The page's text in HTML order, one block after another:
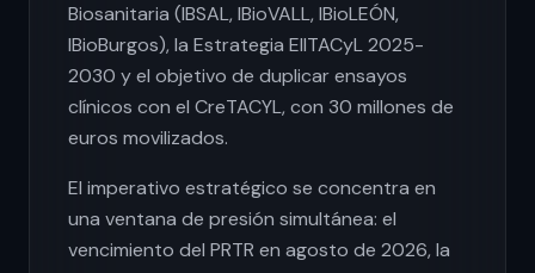
Biosanitaria (IBSAL, IBioVALL, IBioLEÓN,
IBioBurgos), la Estrategia EIITACyL 2025-
2030 y el objetivo de duplicar ensayos
clínicos con el CreTACYL, con 30 millones de
euros movilizados.
El imperativo estratégico se concentra en
una ventana de presión simultánea: el
vencimiento del PRTR en agosto de 2026, la